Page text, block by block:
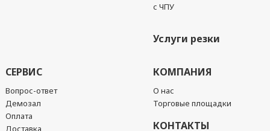
с ЧПУ
Услуги резки
СЕРВИС
Вопрос-ответ
Демозал
Оплата
Доставка
КОМПАНИЯ
О нас
Торговые площадки
КОНТАКТЫ